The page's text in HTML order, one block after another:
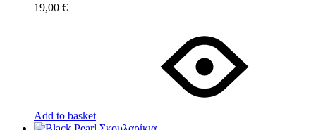
19,00 €
Add to basket